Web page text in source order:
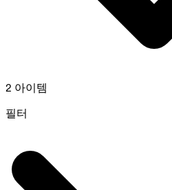
2 아이템
필터